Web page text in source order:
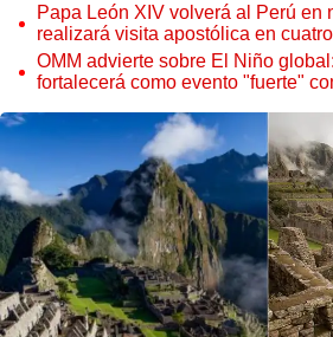
Papa León XIV volverá al Perú en
realizará visita apostólica en
OMM advierte sobre El Niño
fortalecerá como evento "fuerte"